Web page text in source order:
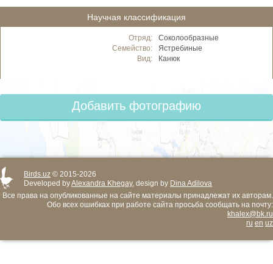
Научная классификация
Отряд:
Соколообразные
Семейство:
Ястребиные
Вид:
Канюк
Добавить фотографию
Birds.uz © 2015-2026
Developed byAlexandra Khegay, design by Dina Adilova
Все права на опубликованные на сайте материалы принадлежат их авторам.
Обо всех ошибках при работе сайта просьба сообщать на почту:
khalex@bk.ru
ru en uz